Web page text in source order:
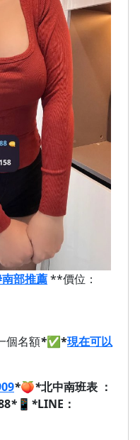
部推薦**價位：
個名額*✅*現在可以
*🍑*北中南班表 ：
* 📱 *LINE：